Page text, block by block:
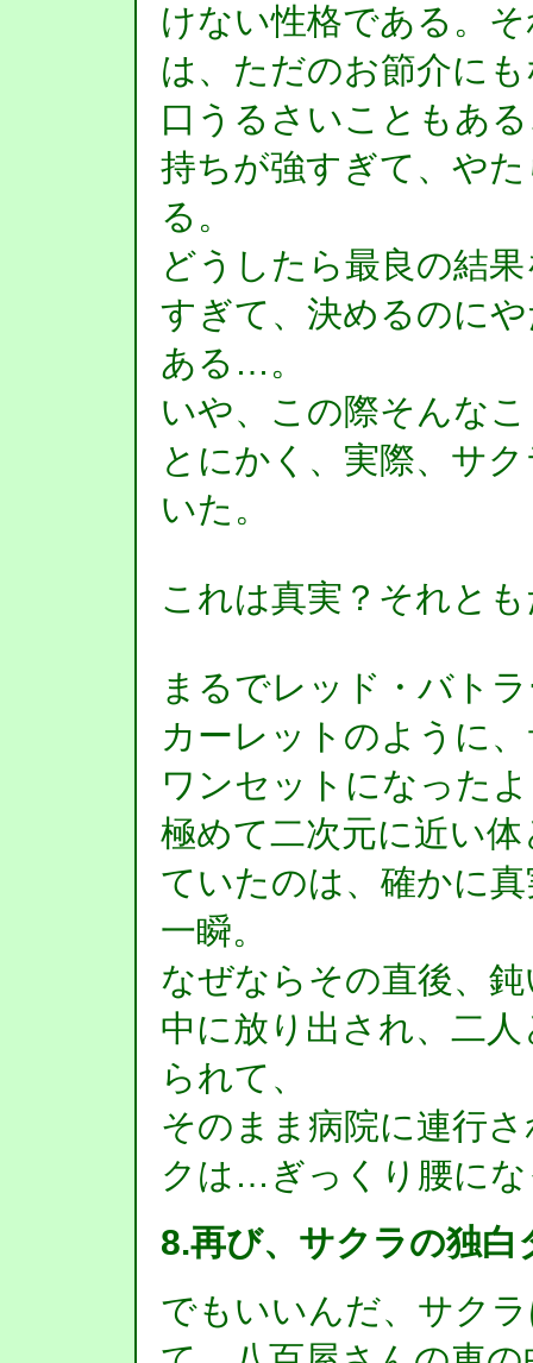
けない性格である。
は、ただのお節介に
口うるさいこともあ
持ちが強すぎて、や
る。
どうしたら最良の結
すぎて、決めるのに
ある…。
いや、この際そんな
とにかく、実際、サ
いた。
これは真実？それと
まるでレッド・バト
カーレットのように
ワンセットになった
極めて二次元に近い
ていたのは、確かに
一瞬。
なぜならその直後、
中に放り出され、二
られて、
そのまま病院に連行
クは…ぎっくり腰に
8.再び、サクラの独白
でもいいんだ、サク